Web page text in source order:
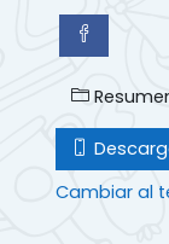
Cambiar al